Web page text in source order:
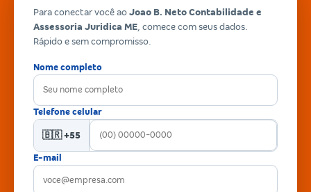
Para conectar você ao Joao B. Neto Contabilidade e
Assessoria Juridica ME, comece com seus dados.
Rápido e sem compromisso.
Nome completo
Telefone celular
🇧🇷 +55
E-mail